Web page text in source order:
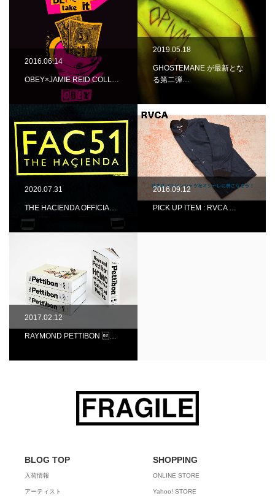
2016.06.14
OBEY×JAMIE REID COLL…
2019.05.18
GHOSTEMANE が最新とな
る第二弾…
2020.07.31
THE HACIENDA OFFICIA…
2016.09.12
PICK UP ITEM : RVCA …
2017.02.12
RAYMOND PETTIBON …
BLOG TOP
入荷情報
アーティスト
SHOPPING
ONLINE STORE
Yahoo! STORE